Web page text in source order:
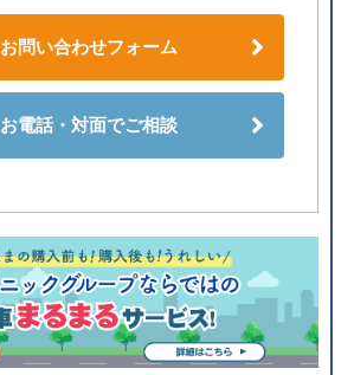
お問い合わせフォーム
お電話・対面でご相談